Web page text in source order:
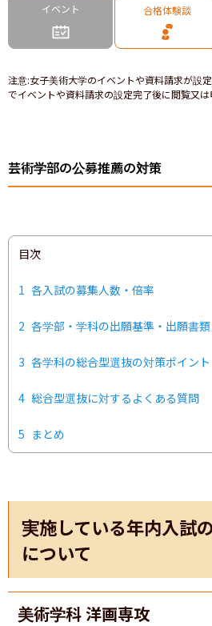
イベント 合格体験談
注意:女子美術大学のイベントや資料請求が設
でイベントや資料請求の設定完了後に閲覧又は
芸術学部の公募推薦の対策
目次
1 各入試の募集人数・倍率
2 各学部・学科の出願基準・出願書
3 各学科の総合型選抜の対策ポイント
4 総合型選抜に対するよくある質問
5 まとめ
実施している年内入試
について
美術学科 洋画専攻